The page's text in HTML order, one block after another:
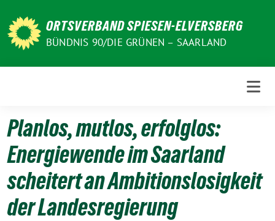
zum
Inhalt
ORTSVERBAND SPIESEN-ELVERSBERG
BÜNDNIS 90/DIE GRÜNEN – SAARLAND
Planlos, mutlos, erfolglos:
Energiewende im Saarland
scheitert an Ambitionslosigkeit
der Landesregierung